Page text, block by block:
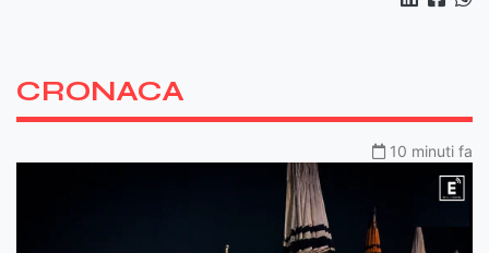
CRONACA
10 minuti fa